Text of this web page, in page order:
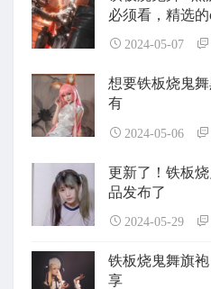
必须看，精选的
2024-05-07
想要铁板烧鬼
有
2024-05-06
更新了！铁板
品发布了
2024-05-29
铁板烧鬼舞旗
享